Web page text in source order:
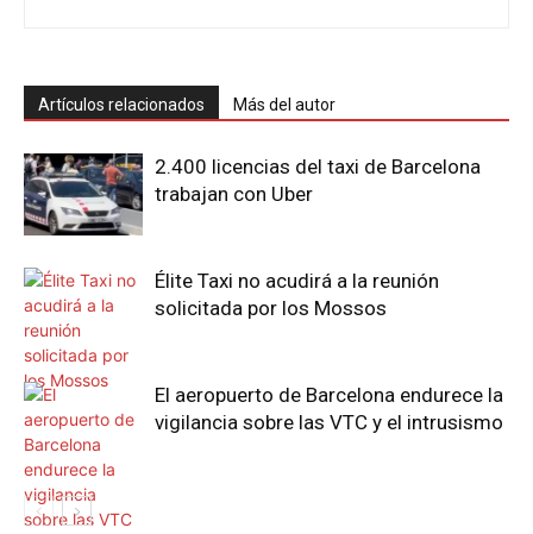
Artículos relacionados Más del autor
2.400 licencias del taxi de Barcelona
trabajan con Uber
Élite Taxi no acudirá a la reunión
solicitada por los Mossos
El aeropuerto de Barcelona endurece la
vigilancia sobre las VTC y el intrusismo